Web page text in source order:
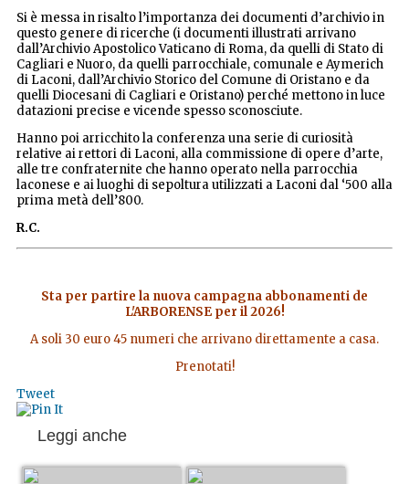
Si è messa in risalto l’importanza dei documenti d’archivio in
questo genere di ricerche (i documenti illustrati arrivano
dall’Archivio Apostolico Vaticano di Roma, da quelli di Stato di
Cagliari e Nuoro, da quelli parrocchiale, comunale e Aymerich
di Laconi, dall’Archivio Storico del Comune di Oristano e da
quelli Diocesani di Cagliari e Oristano) perché mettono in luce
datazioni precise e vicende spesso sconosciute.
Hanno poi arricchito la conferenza una serie di curiosità
relative ai rettori di Laconi, alla commissione di opere d’arte,
alle tre confraternite che hanno operato nella parrocchia
laconese e ai luoghi di sepoltura utilizzati a Laconi dal ‘500 alla
prima metà dell’800.
R.C.
Sta per partire la nuova campagna abbonamenti de
L'ARBORENSE per il 2026!
A soli 30 euro 45 numeri che arrivano direttamente a casa.
Prenotati!
Tweet
Leggi anche